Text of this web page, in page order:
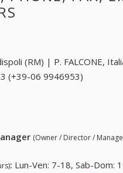
(RM) | P. FALCONE,
(+39-06 9946953)
(Owner / Director /
: Lun-Ven: 7-18, Sab-Dom: